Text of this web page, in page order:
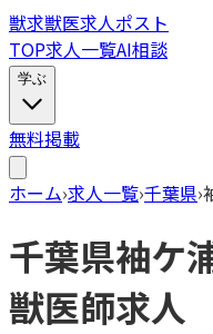
獣求獣医求人ポスト
TOP求人一覧AI相談
学ぶ
無料掲載
ホーム›求人一覧›千葉県›
千葉県袖ケ
獣医師求人